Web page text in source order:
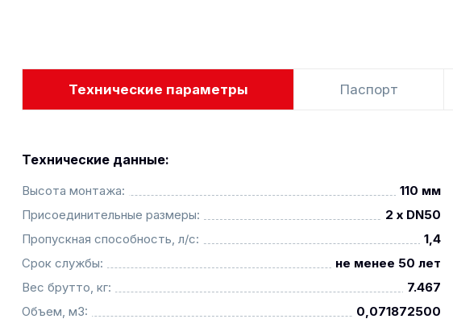
Технические параметры Паспорт
Технические данные:
Высота монтажа:
110 мм
Присоединительные размеры:
2 х DN50
Пропускная способность, л/с:
1,4
Срок службы:
не менее 50 лет
Вес брутто, кг:
7.467
Объем, м3:
0,071872500